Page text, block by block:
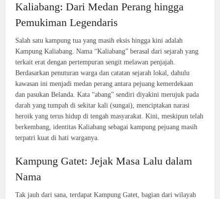
Kaliabang: Dari Medan Perang hingga
Pemukiman Legendaris
Salah satu kampung tua yang masih eksis hingga kini adalah
Kampung Kaliabang. Nama “Kaliabang” berasal dari sejarah yang
terkait erat dengan pertempuran sengit melawan penjajah.
Berdasarkan penuturan warga dan catatan sejarah lokal, dahulu
kawasan ini menjadi medan perang antara pejuang kemerdekaan
dan pasukan Belanda. Kata “abang” sendiri diyakini merujuk pada
darah yang tumpah di sekitar kali (sungai), menciptakan narasi
heroik yang terus hidup di tengah masyarakat. Kini, meskipun telah
berkembang, identitas Kaliabang sebagai kampung pejuang masih
terpatri kuat di hati warganya.
Kampung Gatet: Jejak Masa Lalu dalam
Nama
Tak jauh dari sana, terdapat Kampung Gatet, bagian dari wilayah